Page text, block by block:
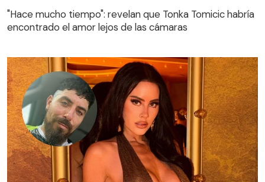
"Hace mucho tiempo": revelan que Tonka Tomicic habría
encontrado el amor lejos de las cámaras